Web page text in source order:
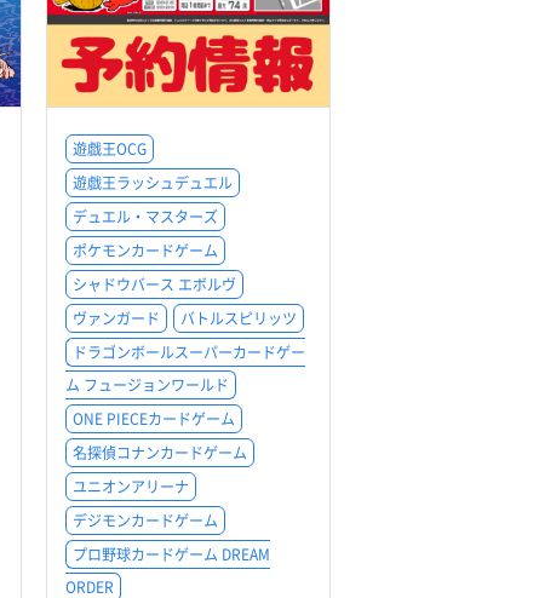
遊戯王OCG
遊戯王ラッシュデュエル
デュエル・マスターズ
ポケモンカードゲーム
シャドウバース エボルヴ
ヴァンガード
バトルスピリッツ
ドラゴンボールスーパーカードゲー
ム フュージョンワールド
ONE PIECEカードゲーム
名探偵コナンカードゲーム
ユニオンアリーナ
デジモンカードゲーム
プロ野球カードゲーム DREAM
ORDER